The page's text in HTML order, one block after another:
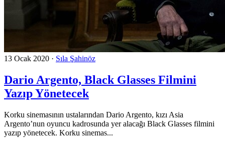
13 Ocak 2020 · Sıla Şahinöz
Dario Argento, Black Glasses Filmini
Yazıp Yönetecek
Korku sinemasının ustalarından Dario Argento, kızı Asia
Argento’nun oyuncu kadrosunda yer alacağı Black Glasses filmini
yazıp yönetecek. Korku sinemas...